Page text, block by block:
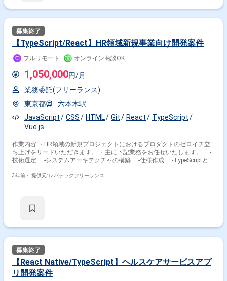
【TypeScript/React】HR領域新規事業向け開発案件
フルリモート オンライン商談OK
1,050,000円/月
業務委託(フリーランス)
東京都
六本木駅
JavaScript
CSS HTML Git React
TypeScript
Vue.js
作業内容 ・HR領域の新規プロジェクトにおけるプロダクトのゼロイチ立
ち上げをリードいただきます。 ・主に下記業務をお任せいたします。 -
技術選定 -システムアーキテクチャの構築 -仕様作成 -TypeScriptと
実装
3年前・ 提供元: レバテックフリーランス
【React Native/TypeScript】ヘルスケアサービスアプ
リ開発案件